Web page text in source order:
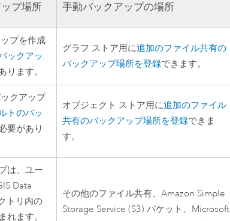
プ場所 手動バックアップの場所
プを作成
ックアッ
ります。
グラフ ストア用に追加のファイル共有の
バックアップ場所を登録できます。
クアップ
トのバッ
要があり
オブジェクト ストア用に追加のファイル
共有のバックアップ場所を登録できま
す。
は、ユー
Data
トリ内の
れます。
その他のファイル共有、Amazon Simple
Storage Service (S3) バケット、 Microsoft